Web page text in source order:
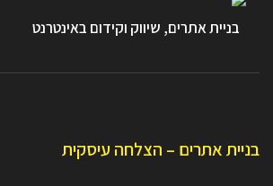
בניית אתרים, שיווק וקידום באינטרנט
בניית אתרים – הצלחה עיסקית